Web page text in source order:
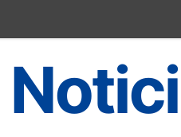
y gana una jugada gratis